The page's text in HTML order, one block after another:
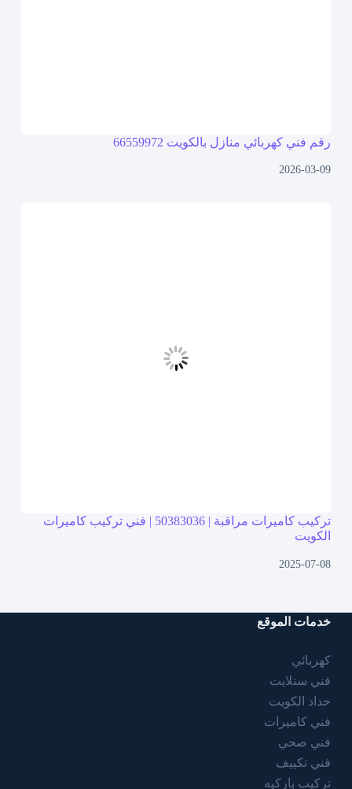
رقم فني كهربائي منازل بالكويت 66559972
2026-03-09
تركيب كاميرات مراقبة | 50383036 | فني تركيب كاميرات
الكويت
2025-07-08
خدمات الموقع
كهربائي
فني ستلايت
حداد الكويت
فني كاميرات
فني صحي
فني تكييف
تركيب باركيه